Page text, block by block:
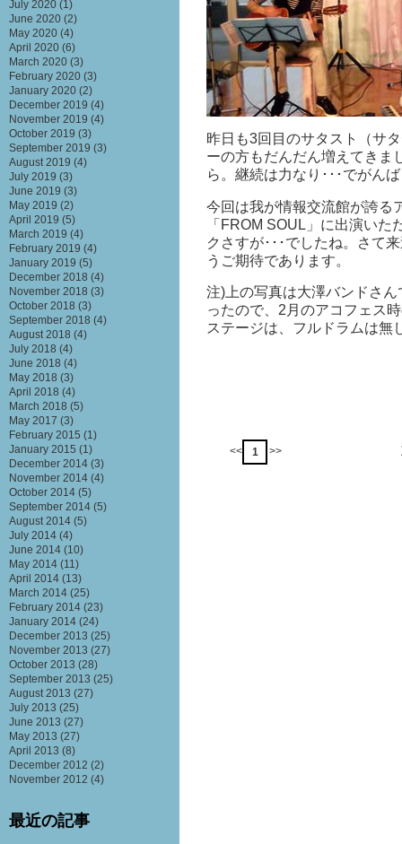
昨日も3回目のサタスト（サ
ーの方もだんだん増えてきま
ら。継続は力なり･･･でがん
今回は我が情報交流館が誇る
「FROM SOUL」に出演い
クさすが･･･でしたね。さて
うご期待であります。
注)上の写真は大澤バンドさ
ったので、2月のアコフェス
ステージは、フルドラムは無
<< 1 >>
July 2020 (1)
June 2020 (2)
May 2020 (4)
April 2020 (6)
March 2020 (3)
February 2020 (3)
January 2020 (2)
December 2019 (4)
November 2019 (4)
October 2019 (3)
September 2019 (3)
August 2019 (4)
July 2019 (3)
June 2019 (3)
May 2019 (2)
April 2019 (5)
March 2019 (4)
February 2019 (4)
January 2019 (5)
December 2018 (4)
November 2018 (3)
October 2018 (3)
September 2018 (4)
August 2018 (4)
July 2018 (4)
June 2018 (4)
May 2018 (3)
April 2018 (4)
March 2018 (5)
May 2017 (3)
February 2015 (1)
January 2015 (1)
December 2014 (3)
November 2014 (4)
October 2014 (5)
September 2014 (5)
August 2014 (5)
July 2014 (4)
June 2014 (10)
May 2014 (11)
April 2014 (13)
March 2014 (25)
February 2014 (23)
January 2014 (24)
December 2013 (25)
November 2013 (27)
October 2013 (28)
September 2013 (25)
August 2013 (27)
July 2013 (25)
June 2013 (27)
May 2013 (27)
April 2013 (8)
December 2012 (2)
November 2012 (4)
最近の記事